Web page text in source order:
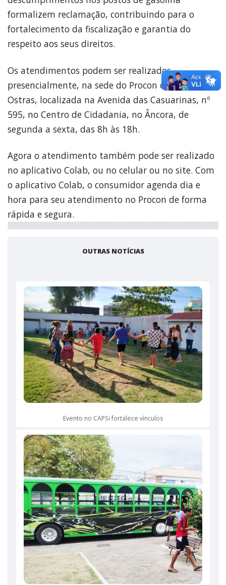
formalizem reclamação, contribuindo para o
fortalecimento da fiscalização e garantia do
respeito aos seus direitos.
Os atendimentos podem ser realizados,
presencialmente, na sede do Procon de Rio das
Ostras, localizada na Avenida das Casuarinas, nº
595, no Centro de Cidadania, no Âncora, de
segunda a sexta, das 8h às 18h.
Agora o atendimento também pode ser realizado
no aplicativo Colab, ou no celular ou no site. Com
o aplicativo Colab, o consumidor agenda dia e
hora para seu atendimento no Procon de forma
rápida e segura.
OUTRAS NOTÍCIAS
Evento no CAPSi fortalece vínculos